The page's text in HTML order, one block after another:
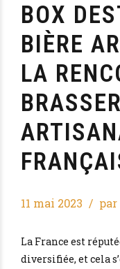
BOX
BIÈRE
LA
11 mai 2023 par
La France est
diversifiée, et cela